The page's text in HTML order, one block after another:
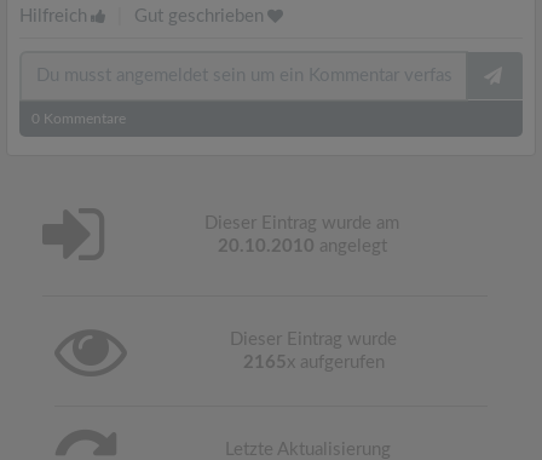
Hilfreich Gut geschrieben
0 Kommentare
Dieser Eintrag wurde am
20.10.2010 angelegt
Dieser Eintrag wurde
2165 x aufgerufen
Letzte Aktualisierung